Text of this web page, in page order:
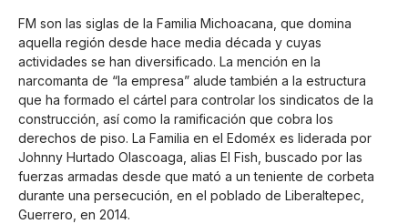
FM son las siglas de la Familia Michoacana, que domina
aquella región desde hace media década y cuyas
actividades se han diversificado. La mención en la
narcomanta de “la empresa” alude también a la estructura
que ha formado el cártel para controlar los sindicatos de la
construcción, así como la ramificación que cobra los
derechos de piso. La Familia en el Edoméx es liderada por
Johnny Hurtado Olascoaga, alias El Fish, buscado por las
fuerzas armadas desde que mató a un teniente de corbeta
durante una persecución, en el poblado de Liberaltepec,
Guerrero, en 2014.